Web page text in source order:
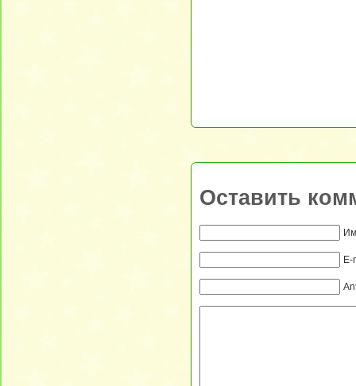
Оставить
E-